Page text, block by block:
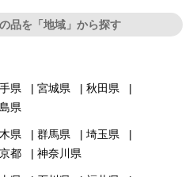
品を「地域」から探す
県 宮城県
秋田県
県
県 群馬県
埼玉県
都 神奈川県